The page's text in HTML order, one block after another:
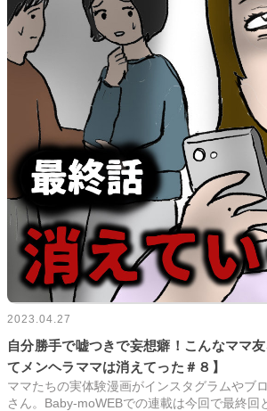
2023.04.27
自分勝手で嘘つきで妄想癖！こんなママ
てメンヘラママは消えてった＃８】
ママたちの実体験漫画がインスタグラムやブ
さん。Baby-moWEBでの連載は今回で最終回